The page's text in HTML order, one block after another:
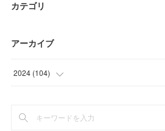
カテゴリ
アーカイブ
2024 (104)
(